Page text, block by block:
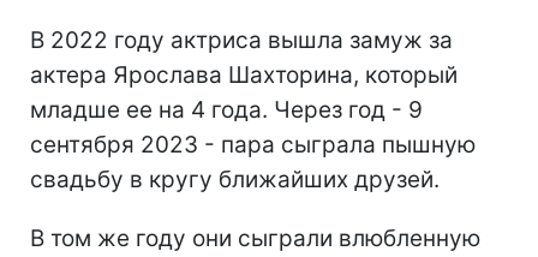
В 2022 году актриса вышла замуж за
актера Ярослава Шахторина, который
младше ее на 4 года. Через год - 9
сентября 2023 - пара сыграла пышную
свадьбу в кругу ближайших друзей.
В том же году они сыграли влюбленную